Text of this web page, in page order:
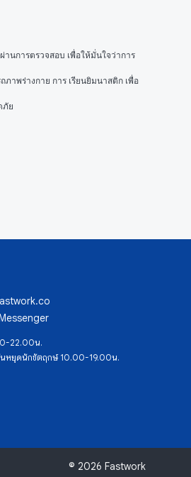
นการตรวจสอบ เพื่อให้มั่นใจว่าการ
ภาพร่างกาย การ เรียนยิมนาสติก เพื่อ
ภัย
22.00น.
นหยุดนักขัตฤกษ์ 10.00-19.00น.
© 2026 Fastwork